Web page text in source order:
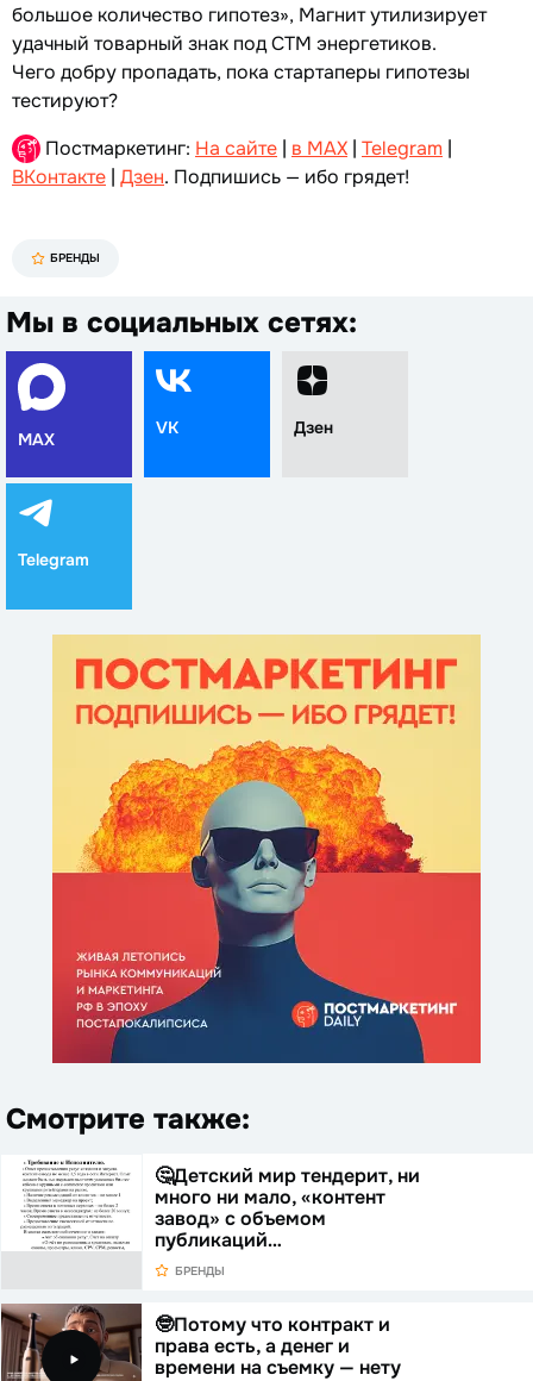
большое количество гипотез», Магнит утилизирует
удачный товарный знак под СТМ энергетиков.
Чего добру пропадать, пока стартаперы гипотезы
тестируют?
Постмаркетинг: На сайте | в MAX | Telegram |
ВКонтакте | Дзен. Подпишись — ибо грядет!
БРЕНДЫ
Мы в социальных сетях:
MAX
VK Дзен
Telegram
Смотрите также:
🤔Детский мир тендерит, ни
много ни мало, «контент
завод» с объемом
публикаций…
БРЕНДЫ
🤓Потому что контракт и
права есть, а денег и
времени на съемку — нету